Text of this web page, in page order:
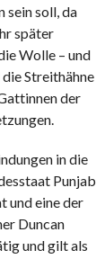
sein soll, da
später
Wolle – und
Streithähne
der
in die
Punjab
und eine der
Duncan
und gilt als